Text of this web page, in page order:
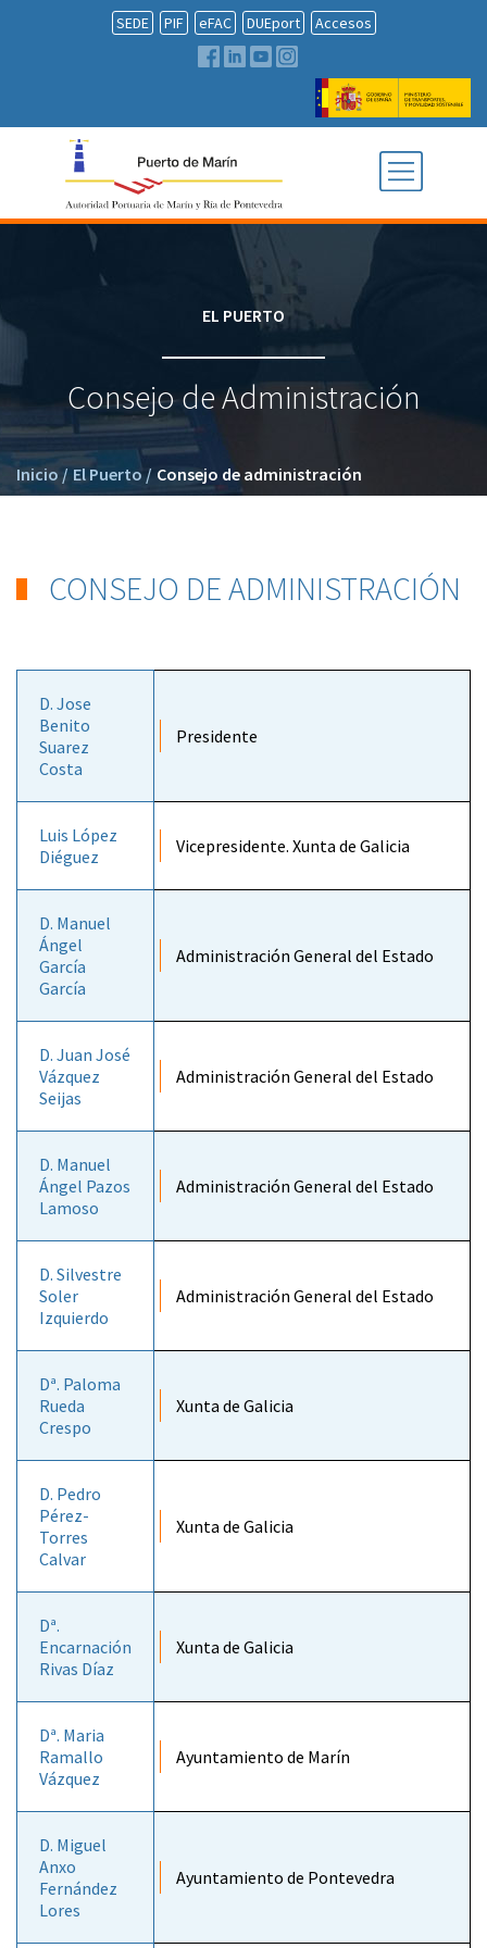
SEDE PIF eFAC DUEport Accesos
EL PUERTO
Consejo de Administración
Inicio / El Puerto / Consejo de administración
CONSEJO DE ADMINISTRACIÓN
D. Jose
Benito
Suarez
Costa
Presidente
Luis López
Diéguez
Vicepresidente. Xunta de Galicia
D. Manuel
Ángel
García
García
Administración General del Estado
D. Juan José
Vázquez
Seijas
Administración General del Estado
D. Manuel
Ángel Pazos
Lamoso
Administración General del Estado
D. Silvestre
Soler
Izquierdo
Administración General del Estado
Dª. Paloma
Rueda
Crespo
Xunta de Galicia
D. Pedro
Pérez-
Torres
Calvar
Xunta de Galicia
Dª.
Encarnación
Rivas Díaz
Xunta de Galicia
Dª. Maria
Ramallo
Vázquez
Ayuntamiento de Marín
D. Miguel
Anxo
Fernández
Lores
Ayuntamiento de Pontevedra